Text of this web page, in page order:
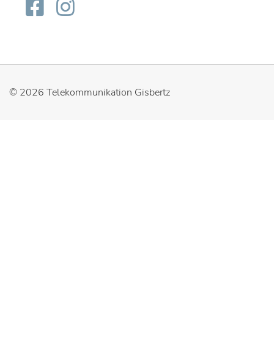
© 2026 Telekommunikation Gisbertz